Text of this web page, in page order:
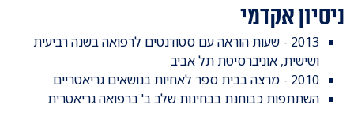
ניסיון אקדמי
2013 - שעות הוראה עם סטודנטים לרפואה בשנה רביעית
ושישית, אוניברסיטת תל אביב
2010 - מרצה בבית ספר לאחיות בנושאים גריאטריים
השתתפות כבוחנת בבחינות שלב ב' ברפואה גריאטרית